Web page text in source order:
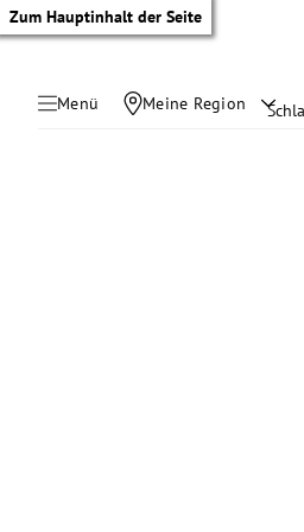
Zum Hauptinhalt der Seite
Menü Meine Region